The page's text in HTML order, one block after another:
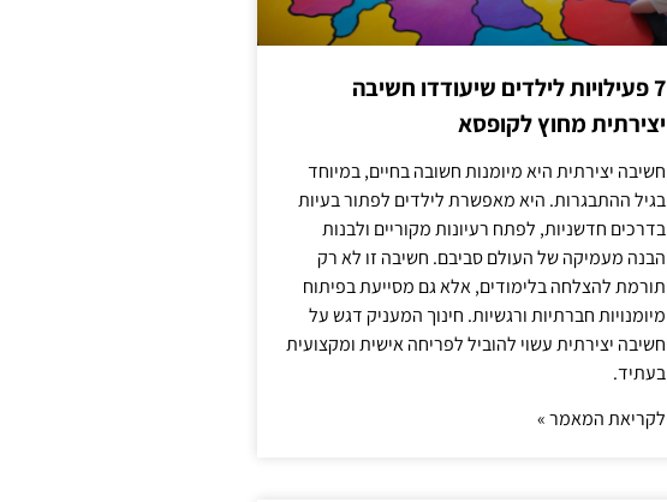
7 פעילויות לילדים שיעודדו חשיבה
יצירתית מחוץ לקופסא
חשיבה יצירתית היא מיומנות חשובה בחיים, במיוחד
בגיל ההתבגרות. היא מאפשרת לילדים לפתור בעיות
בדרכים חדשניות, לפתח רעיונות מקוריים ולבנות
הבנה מעמיקה של העולם סביבם. חשיבה זו לא רק
תורמת להצלחה בלימודים, אלא גם מסייעת בפיתוח
מיומנויות חברתיות ורגשיות. חינוך המעניק דגש על
חשיבה יצירתית עשוי להוביל לפריחה אישית ומקצועית
בעתיד.
לקריאת המאמר »